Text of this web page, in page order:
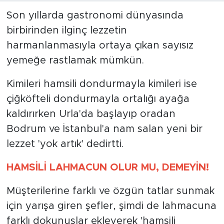
Son yıllarda gastronomi dünyasında
birbirinden ilginç lezzetin
harmanlanmasıyla ortaya çıkan sayısız
yemeğe rastlamak mümkün.
Kimileri hamsili dondurmayla kimileri ise
çiğköfteli dondurmayla ortalığı ayağa
kaldırırken Urla'da başlayıp oradan
Bodrum ve İstanbul'a nam salan yeni bir
lezzet 'yok artık' dedirtti.
HAMSİLİ LAHMACUN OLUR MU, DEMEYİN!
Müşterilerine farklı ve özgün tatlar sunmak
için yarışa giren şefler, şimdi de lahmacuna
farklı dokunuşlar ekleyerek 'hamsili